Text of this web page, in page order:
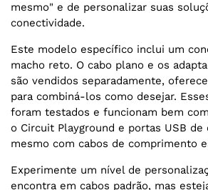
mesmo" e de personalizar suas
conectividade.
Este modelo específico inclui um
macho reto. O cabo plano e os
são vendidos separadamente,
para combiná-los como desejar.
foram testados e funcionam bem
o Circuit Playground e portas USB de
mesmo com cabos de comprimento
Experimente um nível de
encontra em cabos padrão, mas